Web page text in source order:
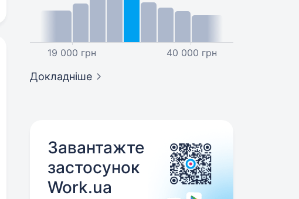
19 000 грн 40 000 грн
Докладніше
Завантажте
застосунок
Work.ua